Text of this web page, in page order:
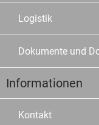
Logistik
Dokumente und
Informationen
Kontakt